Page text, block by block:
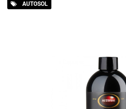
AUTOSOL